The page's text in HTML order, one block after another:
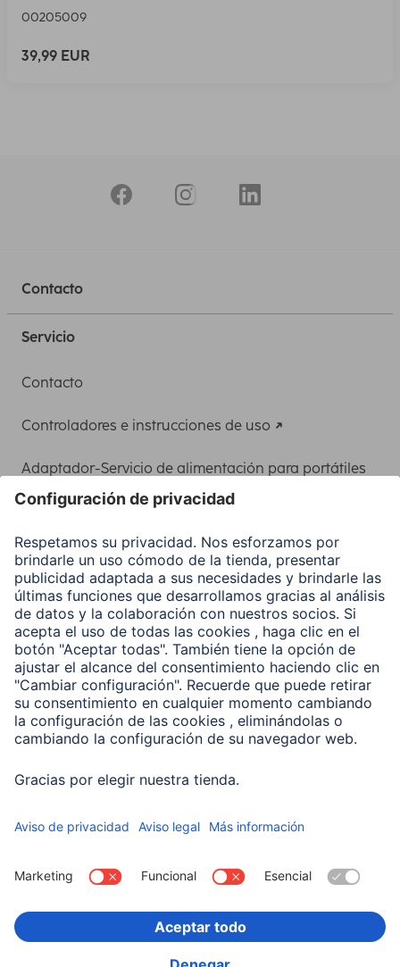
00205009
39,99 EUR
Contacto
Servicio
Contacto
Controladores e instrucciones de uso
Adaptador-Servicio de alimentación para portátiles
Clientes online
Conviértete en distribuidor
Compañía
Historia de la empresa
Hama en todo el Mundo
Sostenibilidad
Business-Portal
Escoger Pais